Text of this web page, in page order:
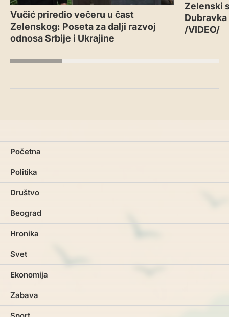
Vučić priredio večeru u čast
Zelenskog: Poseta za dalji razvoj
odnosa Srbije i Ukrajine
Zelenski
/VIDEO/
Početna
Politika
Društvo
Beograd
Hronika
Svet
Ekonomija
Zabava